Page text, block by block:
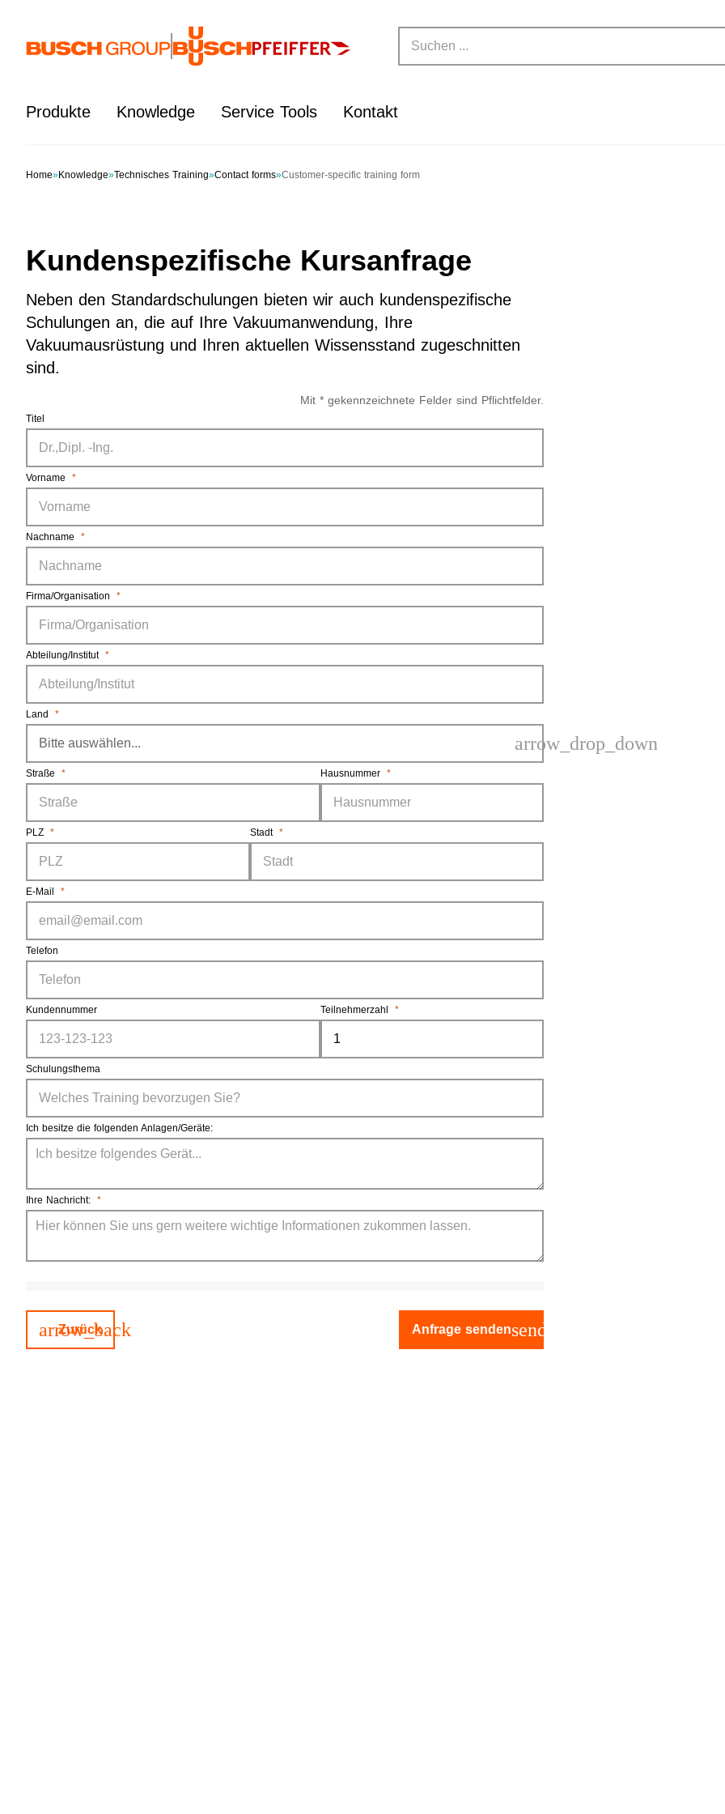
Produkte Knowledge Service Tools Kontakt
Home»Knowledge»Technisches Training»Contact forms»Customer-specific training form
Kundenspezifische Kursanfrage
Neben den Standardschulungen bieten wir auch kundenspezifische
Schulungen an, die auf Ihre Vakuumanwendung, Ihre
Vakuumausrüstung und Ihren aktuellen Wissensstand zugeschnitten
sind.
Mit * gekennzeichnete Felder sind Pflichtfelder.
Titel
Vorname *
Nachname *
Firma/Organisation *
Abteilung/Institut *
Land *
arrow_drop_down
Straße * Hausnummer *
PLZ * Stadt *
E-Mail *
Telefon
Kundennummer Teilnehmerzahl *
Schulungsthema
Ich besitze die folgenden Anlagen/Geräte:
Ihre Nachricht: *
Zurück
arrow_back Anfrage sendensend